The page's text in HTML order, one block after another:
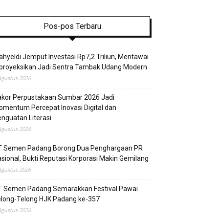
Pos-pos Terbaru
Jemput Investasi Rp7,2 Triliun, Mentawai
Jadi Sentra Tambak Udang Modern
2026
Perpustakaan Sumbar 2026 Jadi
Percepat Inovasi Digital dan
Literasi
2026
Semen Padang Borong Dua Penghargaan PR
Bukti Reputasi Korporasi Makin Gemilang
2026
Semen Padang Semarakkan Festival Pawai
Telong HJK Padang ke-357
2026